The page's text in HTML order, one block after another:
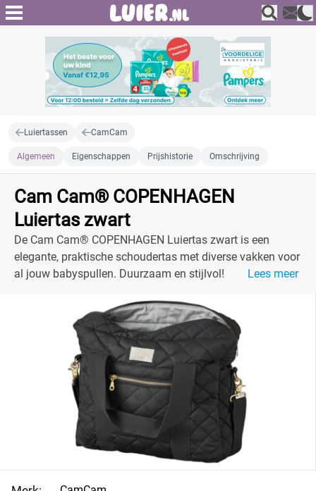
Luiertassen CamCam
Algemeen Eigenschappen Prijshistorie Omschrijving
Cam Cam® COPENHAGEN
Luiertas zwart
De Cam Cam® COPENHAGEN Luiertas zwart is een
elegante, praktische schoudertas met diverse vakken voor
al jouw babyspullen. Duurzaam en stijlvol!
Lees meer